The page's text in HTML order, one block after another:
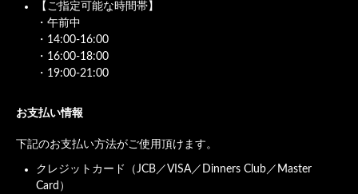
【ご指定可能な時間帯】
・午前中
・14:00-16:00
・16:00-18:00
・19:00-21:00
お支払い情報
下記のお支払い方法がご使用頂けます。
クレジットカード（JCB／VISA／Dinners Club／Master
Card）